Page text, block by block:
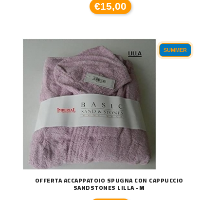
€15,00
SUMMER
OFFERTA ACCAPPATOIO SPUGNA CON CAPPUCCIO
SANDSTONES LILLA -M